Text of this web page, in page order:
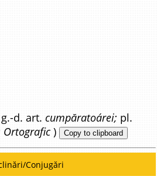
g.-d. art.cumpăratoárei; pl.
Ortografic ) Copy to clipboard
Conjugări